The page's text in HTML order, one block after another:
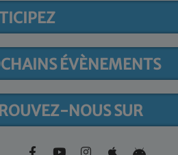
ÉVÈNEMENTS
NOUS SUR